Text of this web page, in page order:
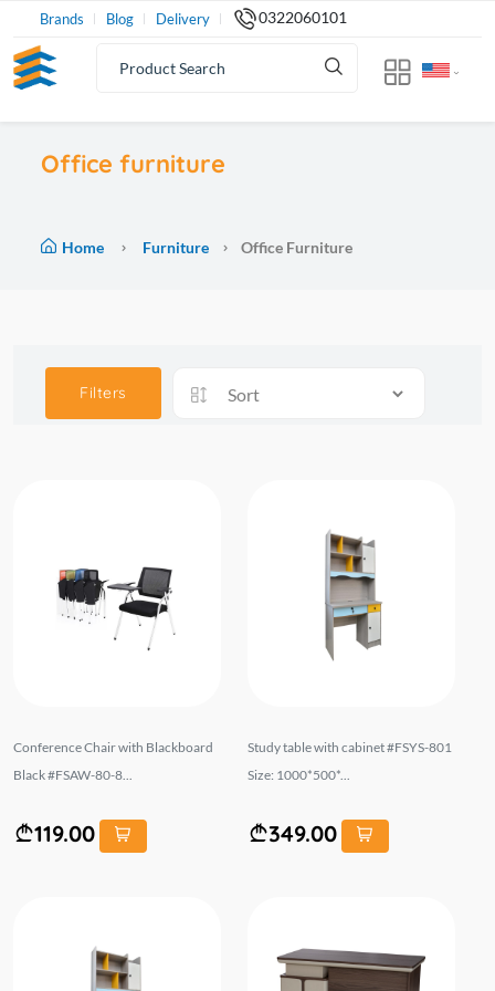
Brands Blog Delivery 0322060101
Office furniture
Home Furniture Office Furniture
Filters
Conference Chair with Blackboard
Black #FSAW-80-8...
119.00
Study table with cabinet #FSYS-801
Size: 1000*500*...
349.00